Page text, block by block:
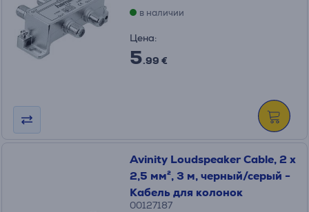
в наличии
Цена:
5.99 €
Avinity Loudspeaker Cable, 2 x
2,5 мм², 3 м, черный/серый -
Кабель для колонок
00127187